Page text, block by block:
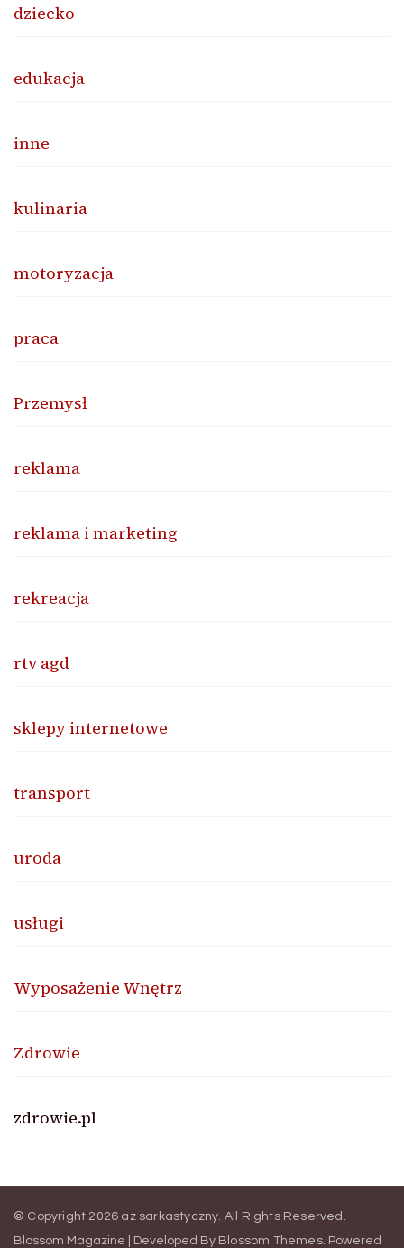
dziecko
edukacja
inne
kulinaria
motoryzacja
praca
Przemysł
reklama
reklama i marketing
rekreacja
rtv agd
sklepy internetowe
transport
uroda
usługi
Wyposażenie Wnętrz
Zdrowie
zdrowie.pl
© Copyright 2026 az sarkastyczny . All Rights Reserved.
Blossom Magazine | Developed By Blossom Themes. Powered